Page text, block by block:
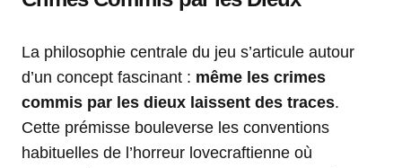
La philosophie centrale du jeu s’articule autour
d’un concept fascinant : même les crimes
commis par les dieux laissent des traces.
Cette prémisse bouleverse les conventions
habituelles de l’horreur lovecraftienne où